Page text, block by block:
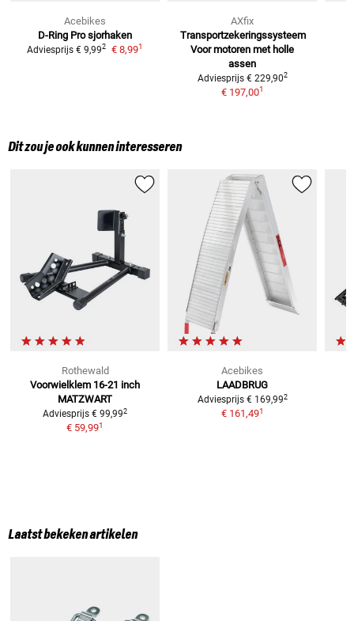
Acebikes
D-Ring Pro sjorhaken
Adviesprijs € 9,992 € 8,991
AXfix
Transportzekeringssysteem
Voor motoren met holle
assen
Adviesprijs € 229,902
€ 197,001
Dit zou je ook kunnen interesseren
Rothewald
Voorwielklem 16-21 inch
MATZWART
Adviesprijs € 99,992
€ 59,991
Acebikes
LAADBRUG
Adviesprijs € 169,992
€ 161,491
Laatst bekeken artikelen